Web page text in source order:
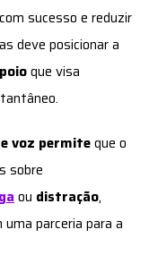
com sucesso e reduzir
deve posicionar a
que visa
voz permiteque o
sobre
ou distração,
parceria para a